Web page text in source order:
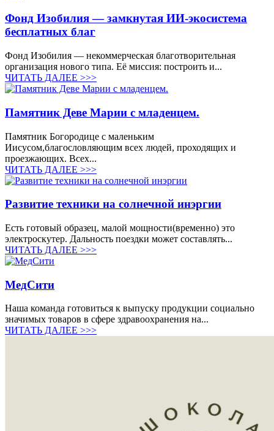
Фонд Изобилия — замкнутая ИИ-экосистема
бесплатных благ
Фонд Изобилия — некоммерческая благотворительная
организация нового типа. Её миссия: построить и...
ЧИТАТЬ ДАЛЕЕ >>>
Памятник Деве Марии с младенцем.
Памятник Богородице с маленьким
Иисусом,благословляющим всех людей, проходящих и
проезжающих. Всех...
ЧИТАТЬ ДАЛЕЕ >>>
Развитие техники на солнечной инэргии
Есть готовый образец, малой мощности(временно) это
электроскутер. Дальность поездки может составлять...
ЧИТАТЬ ДАЛЕЕ >>>
МедСити
Наша команда готовиться к выпуску продукции социально
значимых товаров в сфере здравоохранения на...
ЧИТАТЬ ДАЛЕЕ >>>